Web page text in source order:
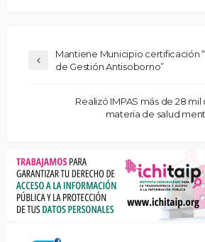
Mantiene Municipio certificación
de Gestión Antisoborno”
Realizó IMPAS más de 28 mil
materia de salud